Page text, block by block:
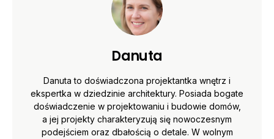
Danuta
Danuta to doświadczona projektantka wnętrz i
ekspertka w dziedzinie architektury. Posiada bogate
doświadczenie w projektowaniu i budowie domów,
a jej projekty charakteryzują się nowoczesnym
podejściem oraz dbałością o detale. W wolnym